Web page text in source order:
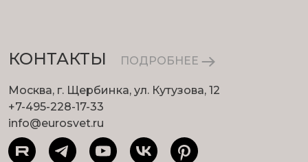
КОНТАКТЫ ПОДРОБНЕЕ
Москва, г. Щербинка, ул. Кутузова, 12
+7-495-228-17-33
info@eurosvet.ru